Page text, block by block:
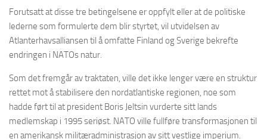
Forutsatt at disse tre betingelsene er oppfylt eller at de politiske
lederne som formulerte dem blir styrtet, vil utvidelsen av
Atlanterhavsalliansen til å omfatte Finland og Sverige bekrefte
endringen i NATOs natur.
Som det fremgår av traktaten, ville det ikke lenger være en struktur
rettet mot å stabilisere den nordatlantiske regionen, noe som
hadde ført til at president Boris Jeltsin vurderte sitt lands
medlemskap i 1995 seriøst. NATO ville fullføre transformasjonen til
en amerikansk militæradministrasjon av sitt vestlige imperium.